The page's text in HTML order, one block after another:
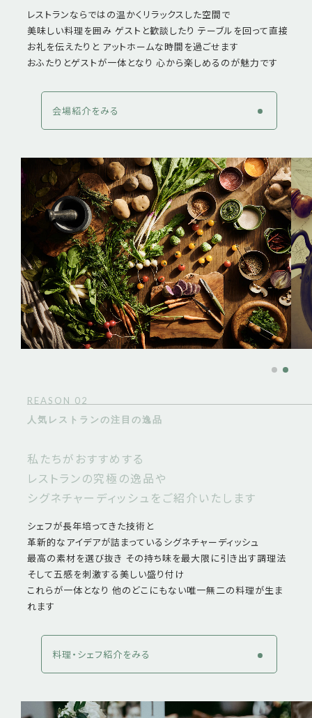
レストランならではの温かくリラックスした空間で
美味しい料理を囲み ゲストと歓談したり テーブルを回って直接
お礼を伝えたりと アットホームな時間を過ごせます
おふたりとゲストが一体となり 心から楽しめるのが魅力です
会場紹介をみる
REASON 02
人気レストランの注目の逸品
私たちがおすすめする
レストランの究極の逸品や
シグネチャーディッシュをご紹介いたします
シェフが長年培ってきた技術と
革新的なアイデアが詰まっているシグネチャーディッシュ
最高の素材を選び抜き その持ち味を最大限に引き出す調理法
そして五感を刺激する美しい盛り付け
これらが一体となり 他のどこにもない唯一無二の料理が生ま
れます
料理・シェフ紹介をみる